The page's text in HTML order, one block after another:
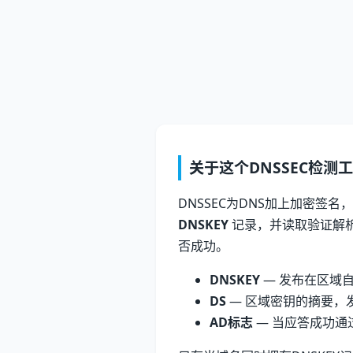
关于这个DNSSEC检测
DNSSEC为DNS加上加密签名
DNSKEY记录，并读取验证解
否成功。
DNSKEY— 发布在区域
DS— 区域密钥的摘要，
AD标志— 当应答成功通